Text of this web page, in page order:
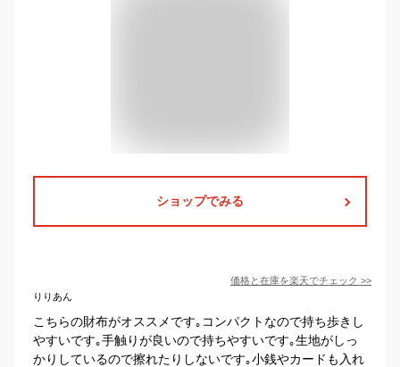
ショップでみる
価格と在庫を楽天でチェック >>
りりあん
こちらの財布がオススメです｡コンパクトなので持ち歩きし
やすいです｡手触りが良いので持ちやすいです｡生地がしっ
かりしているので擦れたりしないです｡小銭やカードも入れ